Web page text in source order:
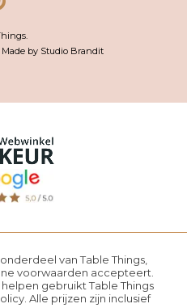
by Studio Brandit
van Table Things,
voorwaarden accepteert.
gebruikt Table Things
. Alle prijzen zijn inclusief